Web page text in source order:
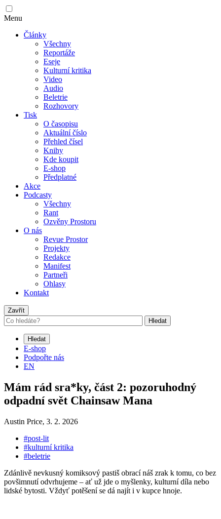
Menu
Články
Všechny
Reportáže
Eseje
Kulturní kritika
Video
Audio
Beletrie
Rozhovory
Tisk
O časopisu
Aktuální číslo
Přehled čísel
Knihy
Kde koupit
E-shop
Předplatné
Akce
Podcasty
Všechny
Rant
Ozvěny Prostoru
O nás
Revue Prostor
Projekty
Redakce
Manifest
Partneři
Ohlasy
Kontakt
Zavřít
Hledat
Hledat
E-shop
Podpořte nás
EN
Mám rád sra*ky, část 2: pozoruhodný
odpadní svět Chainsaw Mana
Austin Price, 3. 2. 2026
#post-lit
#kulturní kritika
#beletrie
Zdánlivě nevkusný komiksový pastiš obrací náš zrak k tomu, co bez
povšimnutí odvrhujeme – ať už jde o myšlenky, kulturní díla nebo
lidské bytosti. Vždyť potěšení se dá najít i v kupce hnoje.